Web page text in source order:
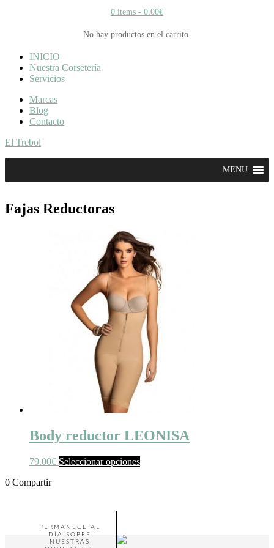
0 items - 0.00€
No hay productos en el carrito.
INICIO
Nuestra Corsetería
Servicios
Marcas
Blog
Contacto
El Trebol
MENU
Fajas Reductoras
Body reductor LEONISA
79.00€ Seleccionar opciones
0 Compartir
PERMANECE AL
DÍA SOBRE
NUESTRAS